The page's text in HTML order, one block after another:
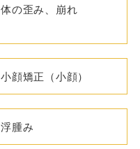
体の歪み、崩れ
小顔矯正（小顔）
浮腫み